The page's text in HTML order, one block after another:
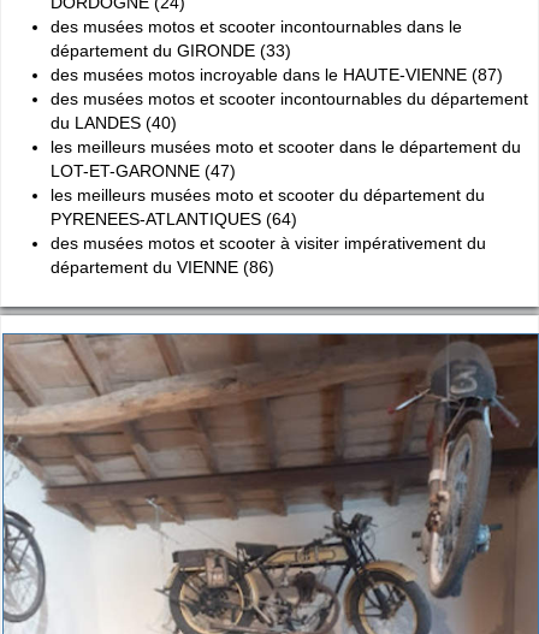
Espace professionnelsMOTO
Gestion de votre compte PRO
des musées motos et scooter incontournables dans le
département du GIRONDE (33)
des musées motos incroyable dans le HAUTE-VIENNE (87)
des musées motos et scooter incontournables du département
du LANDES (40)
les meilleurs musées moto et scooter dans le département du
LOT-ET-GARONNE (47)
les meilleurs musées moto et scooter du département du
PYRENEES-ATLANTIQUES (64)
des musées motos et scooter à visiter impérativement du
département du VIENNE (86)